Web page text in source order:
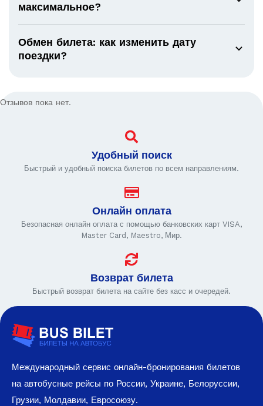
максимальное?
Обмен билета: как изменить дату
поездки?
Отзывов пока нет.
Удобный поиск
Быстрый и удобный поиска билетов по всем направлениям.
Онлайн оплата
Безопасная онлайн оплата с помощью банковских карт VISA,
Master Card, Maestro, Мир.
Возврат билета
Быстрый возврат билета на сайте без касс и очередей.
Международный сервис онлайн-бронирования билетов
на автобусные рейсы по России, Украине, Белоруссии,
Грузии, Молдавии, Евросоюзу.